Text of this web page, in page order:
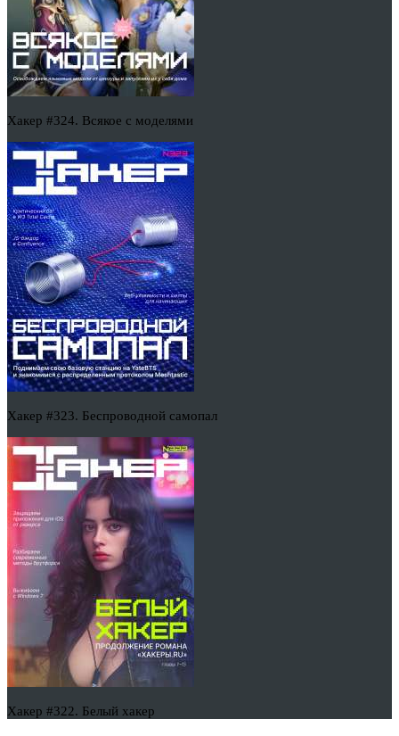
Хакер #324. Всякое с моделями
Хакер #323. Беспроводной самопал
Хакер #322. Белый хакер